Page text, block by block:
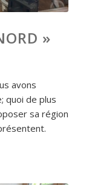
»
avons
quoi de plus
sa région